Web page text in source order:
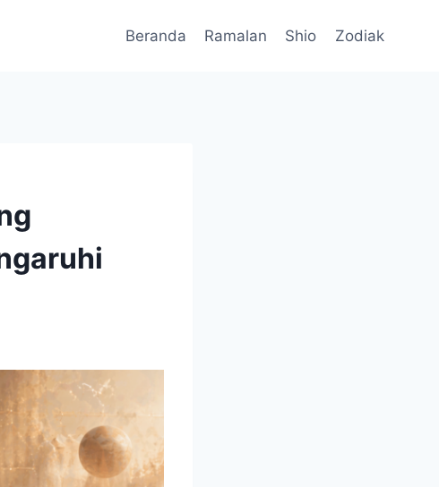
Beranda Ramalan Shio Zodiak